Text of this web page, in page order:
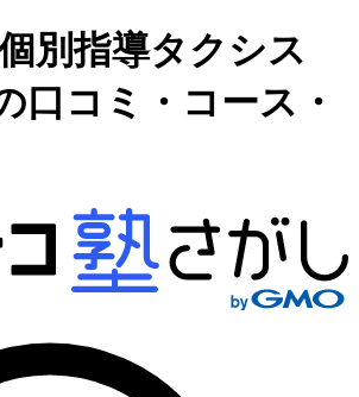
別指導タクシス
口コミ・コース・